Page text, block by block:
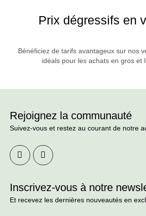
Prix dégressifs en
Bénéficiez de tarifs avantageux sur nos
idéals pour les achats en gros et
Rejoignez la communauté
Suivez-vous et restez au courant de notre
Inscrivez-vous à notre
Et recevez les dernières nouveautés en